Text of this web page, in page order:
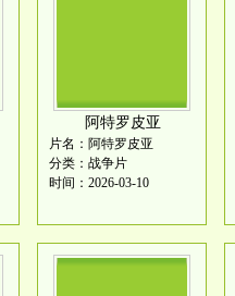
阿特罗皮亚
片名：阿特罗皮亚
分类：战争片
时间：2026-03-10